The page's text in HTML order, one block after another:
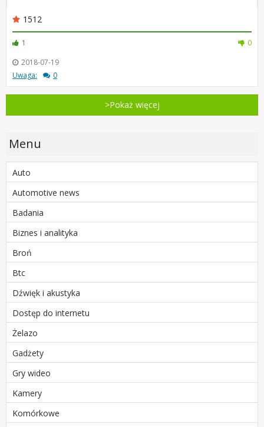
1512
1
0
2018-07-19
Uwaga:
0
>Pokaż więcej
Menu
Auto
Automotive news
Badania
Biznes i analityka
Broń
Btc
Dźwięk i akustyka
Dostęp do internetu
Żelazo
Gadżety
Gry wideo
Kamery
Komórkowe